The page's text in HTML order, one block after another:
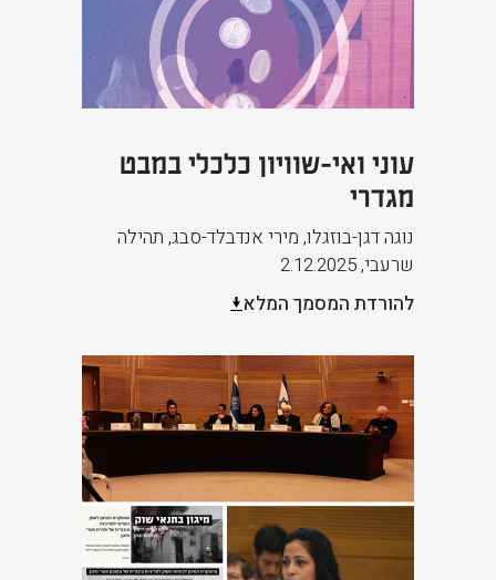
עוני ואי-שוויון כלכלי במבט
מגדרי
נוגה דגן-בוזגלו, מירי אנדבלד-סבג, תהילה
שרעבי,
2.12.2025
להורדת המסמך המלא